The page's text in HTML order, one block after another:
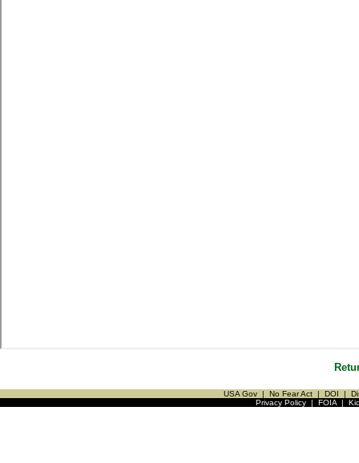
USA Gov | No Fear Act | DOI |
Privacy Policy| FOIA|